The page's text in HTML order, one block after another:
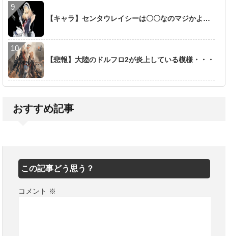
【キャラ】センタウレイシーは〇〇なのマジかよ…
【悲報】大陸のドルフロ2が炎上している模様・・・
おすすめ記事
この記事どう思う？
コメント ※